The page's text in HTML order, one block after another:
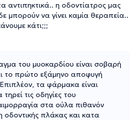
αντιπηκτικά.. η οδοντίατρος μας
μπορούν να γίνει καμία θεραπεία..
κάτι;;;
του μυοκαρδίου είναι σοβαρή
το πρώτο εξάμηνο αποφυγή
τα φάρμακα είναι
τις οδηγίες του
στα ούλα πιθανόν
οδοντικής πλάκας και κατα